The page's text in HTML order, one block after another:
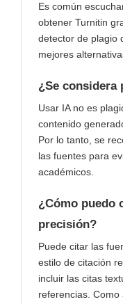
Es común
obtener Turnitin
detector de plagio
mejores
¿Se considera
Usar IA no es
contenido
Por lo tanto, se
las fuentes para
académicos.
¿Cómo puedo
precisión?
Puede citar las
estilo de citación
incluir las citas
referencias.